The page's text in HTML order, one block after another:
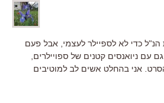
כדי לא לספיילר לעצמי, אבל פעם
עם ניואנסים קטנים של ספויילרים,
אני בהחלט אשים לב למוטיבים